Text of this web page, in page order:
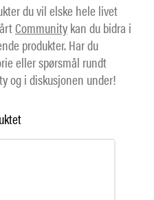
du vil elske hele livet
Communitykan du bidra i
produkter. Har du
eller spørsmål rundt
og i diskusjonen under!